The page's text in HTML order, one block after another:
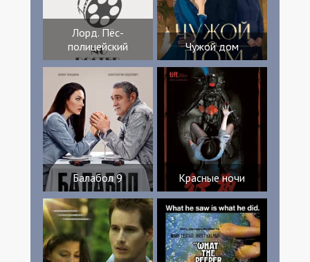
Лорд. Пёс-
полицейский
Чужой дом
Балабол 9 Красные ночи